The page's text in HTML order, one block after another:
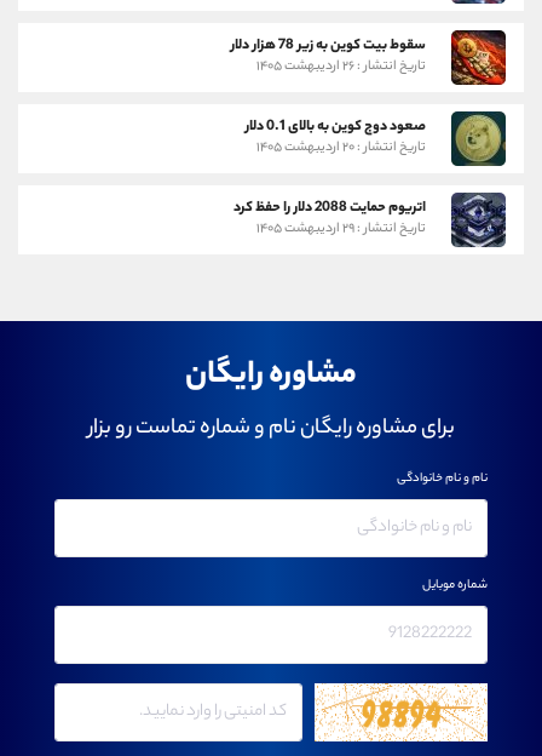
سقوط بیت کوین به زیر 78 هزار دلار
تاریخ انتشار : ۲۶ اردیبهشت ۱۴۰۵
صعود دوج کوین به بالای 0.1 دلار
تاریخ انتشار : ۲۰ اردیبهشت ۱۴۰۵
اتریوم حمایت 2088 دلار را حفظ کرد
تاریخ انتشار : ۲۹ اردیبهشت ۱۴۰۵
مشاوره رایگان
برای مشاوره رایگان نام و شماره تماست رو بزار
نام و نام خانوادگی
شماره موبایل